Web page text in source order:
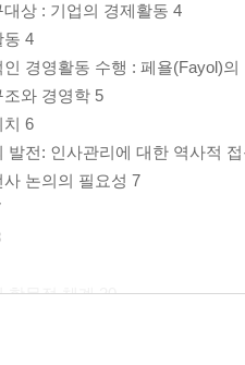
상 : 기업의 경제활동 4
동 4
경영활동 수행 : 페욜(Fayol)의
와 경영학 5
6
발전: 인사관리에 대한 역사적
논의의 필요성 7
학문적 체계 20
대상 20